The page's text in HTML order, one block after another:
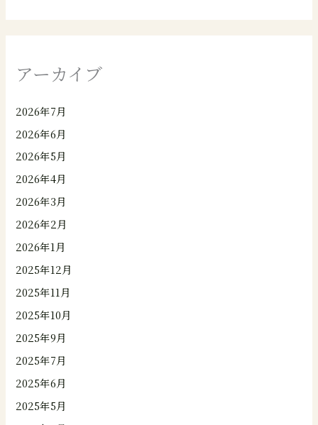
アーカイブ
2026年7月
2026年6月
2026年5月
2026年4月
2026年3月
2026年2月
2026年1月
2025年12月
2025年11月
2025年10月
2025年9月
2025年7月
2025年6月
2025年5月